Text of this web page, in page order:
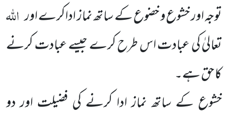
توجہ اور خشوع و خضوع کے ساتھ نماز اداکرے اوراللہ
تعالیٰ کی عبادت اس طرح کرے جیسے عبادت کرنے
کا حق ہے۔
خشوع کے ساتھ نماز ادا کرنے کی فضیلت اور دو